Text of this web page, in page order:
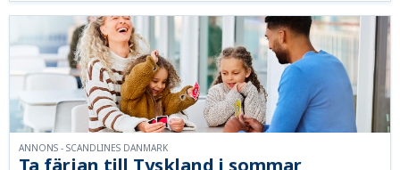
ANNONS - SCANDLINES DANMARK